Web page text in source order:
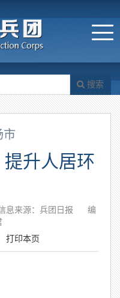
搜索
市
提升人居环
息来源：兵团日报
编
打印本页